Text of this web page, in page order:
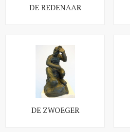
DE REDENAAR
DE ZWOEGER